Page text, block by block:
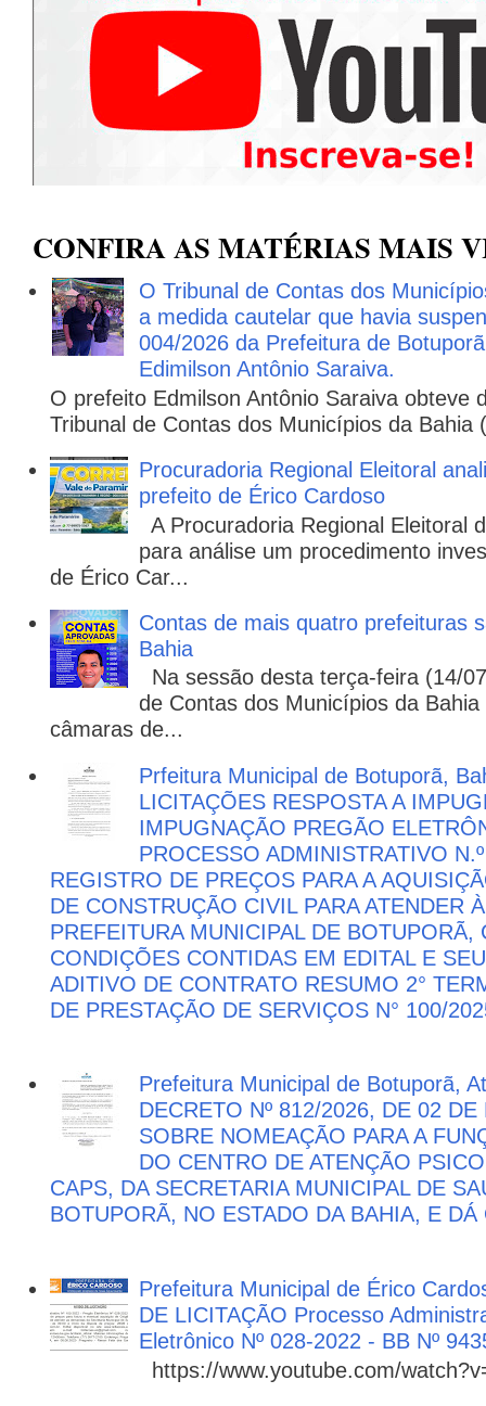
CONFIRA AS MATÉRIAS MAIS
O Tribunal de Contas dos
a medida cautelar que havia
004/2026 da Prefeitura de
Edimilson Antônio Saraiva.
O prefeito Edmilson Antônio Saraiva obteve
Tribunal de Contas dos Municípios da Bahia
Procuradoria Regional Eleitoral
prefeito de Érico Cardoso
A Procuradoria Regional Eleitoral
para análise um procedimento
de Érico Car...
Contas de mais quatro prefeituras
Bahia
Na sessão desta terça-feira (14/
de Contas dos Municípios da
câmaras de...
Prfeitura Municipal de Botuporã,
LICITAÇÕES RESPOSTA A
IMPUGNAÇÃO PREGÃO
PROCESSO ADMINISTRATIVO
REGISTRO DE PREÇOS PARA A
DE CONSTRUÇÃO CIVIL PARA ATENDER
PREFEITURA MUNICIPAL DE
CONDIÇÕES CONTIDAS EM EDITAL E
ADITIVO DE CONTRATO RESUMO 2°
DE PRESTAÇÃO DE SERVIÇOS N° 100/
Prefeitura Municipal de Botuporã,
DECRETO Nº 812/2026, DE 02
SOBRE NOMEAÇÃO PARA A
DO CENTRO DE ATENÇÃO
CAPS, DA SECRETARIA MUNICIPAL DE
BOTUPORÃ, NO ESTADO DA BAHIA, E
Prefeitura Municipal de Érico
DE LICITAÇÃO Processo
Eletrônico Nº 028-2022 - BB Nº
https://www.youtube.com/